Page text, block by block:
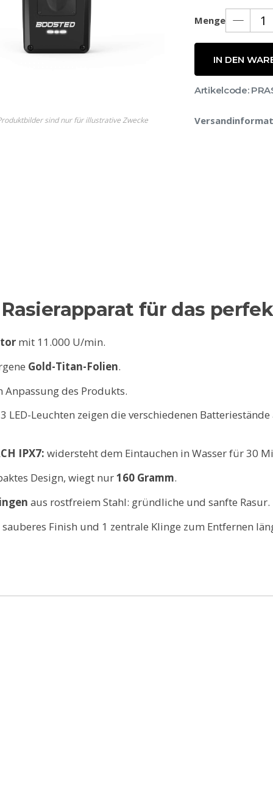
sind nur für illustrative Zwecke
Menge
IN DEN
Artikelcode:
für das
mit 11.000 U/min.
Gold-Titan-Folien.
des Produkts.
LED-Leuchten zeigen die verschiedenen
IPX7: widersteht dem Eintauchen in Wasser für 30
Design, wiegt nur160 Gramm.
aus rostfreiem Stahl: gründliche und sanfte Rasur.
Finish und 1 zentrale Klinge zum Entfernen